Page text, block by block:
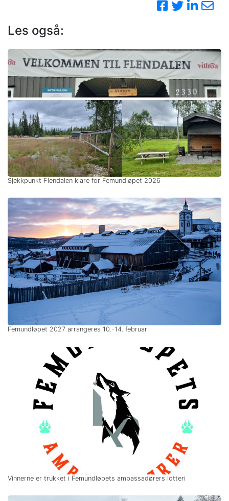
Les også:
Sjekkpunkt Flendalen klare for Femundløpet 2026
Femundløpet 2027 arrangeres 10.-14. februar
Vinnerne er trukket i Femundløpets ambassadørers lotteri